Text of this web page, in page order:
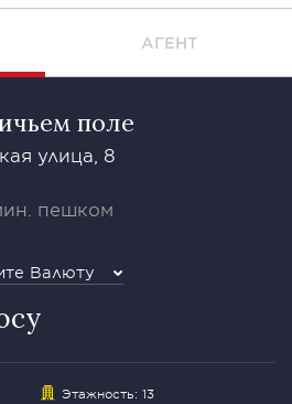
АГЕНТ
поле
улица, 8
пешком
Валюту
Этажность: 13